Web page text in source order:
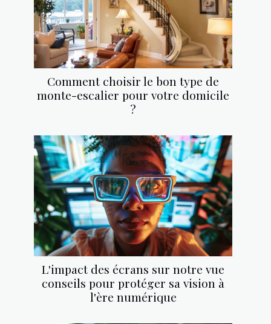
Comment choisir le bon type de
monte-escalier pour votre domicile
?
L'impact des écrans sur notre vue
conseils pour protéger sa vision à
l'ère numérique